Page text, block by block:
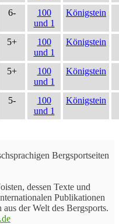
6-
100
und 1
Königstein
5+
100
und 1
Königstein
5+
100
und 1
Königstein
5-
100
und 1
Königstein
Bergsportseiten
dessen Texte und
Publikationen
der Welt des Bergsports.